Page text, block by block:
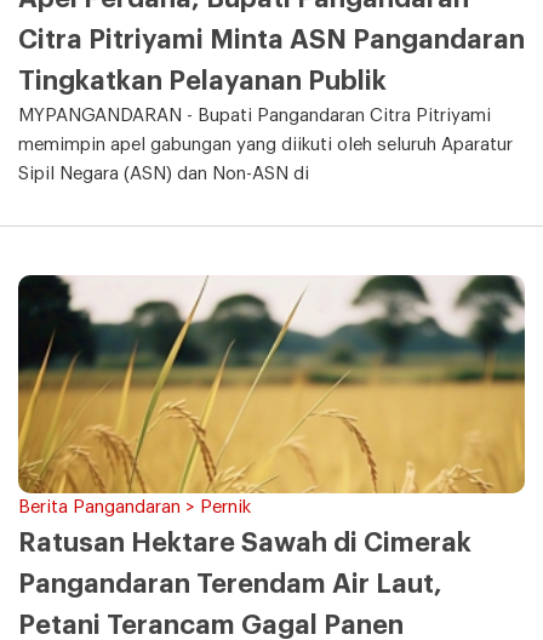
Citra Pitriyami Minta ASN Pangandaran
Tingkatkan Pelayanan Publik
MYPANGANDARAN - Bupati Pangandaran Citra Pitriyami
memimpin apel gabungan yang diikuti oleh seluruh Aparatur
Sipil Negara (ASN) dan Non-ASN di
Berita Pangandaran > Pernik
Ratusan Hektare Sawah di Cimerak
Pangandaran Terendam Air Laut,
Petani Terancam Gagal Panen